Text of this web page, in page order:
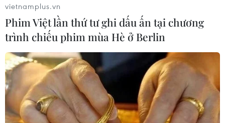
Đối thủ của nhà đương kim vô địch
Bayern Munich có gì đáng sợ?
20/10/2020 08:57
vietnamplus.vn
Phim Việt lần thứ tư ghi dấu ấn tại chương
trình chiếu phim mùa Hè ở Berlin